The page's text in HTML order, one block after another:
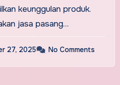
keunggulan produk.
jasa pasang…
27, 2025 No Comments